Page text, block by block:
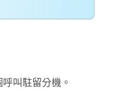
叫駐留分機。